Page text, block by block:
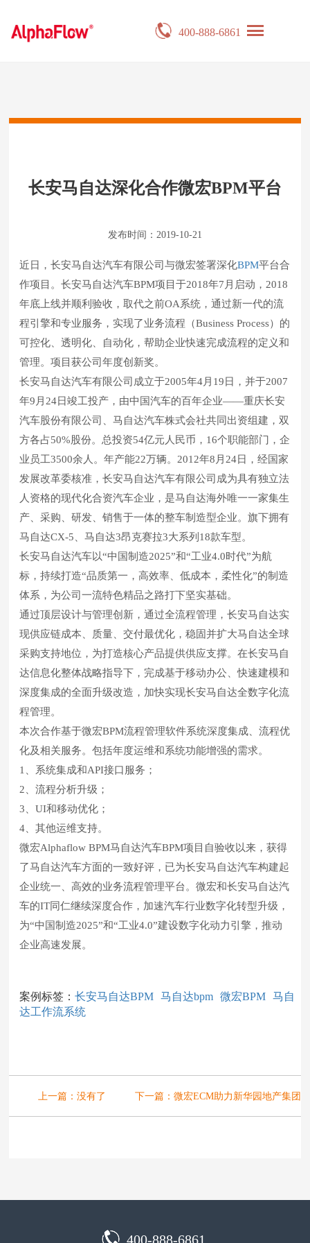
400-888-6861
长安马自达深化合作微宏BPM平台
发布时间：2019-10-21
近日，长安马自达汽车有限公司与微宏签署深化BPM平台合
作项目。长安马自达汽车BPM项目于2018年7月启动，2018
年底上线并顺利验收，取代之前OA系统，通过新一代的流
程引擎和专业服务，实现了业务流程（Business Process）的
可控化、透明化、自动化，帮助企业快速完成流程的定义和
管理。项目获公司年度创新奖。
长安马自达汽车有限公司成立于2005年4月19日，并于2007
年9月24日竣工投产，由中国汽车的百年企业——重庆长安
汽车股份有限公司、马自达汽车株式会社共同出资组建，双
方各占50%股份。总投资54亿元人民币，16个职能部门，企
业员工3500余人。年产能22万辆。2012年8月24日，经国家
发展改革委核准，长安马自达汽车有限公司成为具有独立法
人资格的现代化合资汽车企业，是马自达海外唯一一家集生
产、采购、研发、销售于一体的整车制造型企业。旗下拥有
马自达CX-5、马自达3昂克赛拉3大系列18款车型。
长安马自达汽车以“中国制造2025”和“工业4.0时代”为航
标，持续打造“品质第一，高效率、低成本，柔性化”的制造
体系，为公司一流特色精品之路打下坚实基础。
通过顶层设计与管理创新，通过全流程管理，长安马自达实
现供应链成本、质量、交付最优化，稳固并扩大马自达全球
采购支持地位，为打造核心产品提供供应支撑。在长安马自
达信息化整体战略指导下，完成基于移动办公、快速建模和
深度集成的全面升级改造，加快实现长安马自达全数字化流
程管理。
本次合作基于微宏BPM流程管理软件系统深度集成、流程优
化及相关服务。包括年度运维和系统功能增强的需求。
1、系统集成和API接口服务；
2、流程分析升级；
3、UI和移动优化；
4、其他运维支持。
微宏Alphaflow BPM马自达汽车BPM项目自验收以来，获得
了马自达汽车方面的一致好评，已为长安马自达汽车构建起
企业统一、高效的业务流程管理平台。微宏和长安马自达汽
车的IT同仁继续深度合作，加速汽车行业数字化转型升级，
为“中国制造2025”和“工业4.0”建设数字化动力引擎，推动
企业高速发展。
案例标签：长安马自达BPM 马自达bpm 微宏BPM
马自
达工作流系统
上一篇： 没有了 下一篇： 微宏ECM助力新华园地产集团
400-888-6861